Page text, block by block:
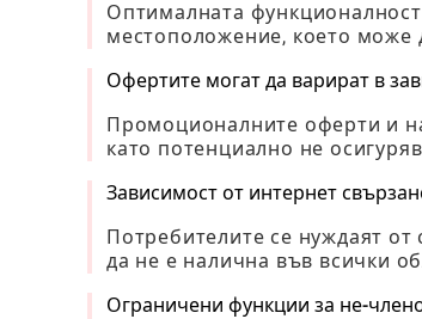
Оптималната
местоположение, което може
Офертите могат да варират в
Промоционалните оферти и
като потенциално не
Зависимост от интернет
Потребителите се нуждаят
да не е налична във всички
Ограничени функции за не-